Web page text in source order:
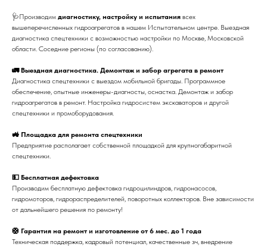
🩺Производим диагностику, настройку и испытания всех
вышеперечисленных гидроагрегатов в нашем Испытательном центре. Выездная
диагностика спецтехники с возможностью настройки по Москве, Московской
области. Соседние регионы (по согласованию).
🚛 Выездная диагностика. Демонтаж и забор агрегата в ремонт
Диагностика спецтехники с выездом мобильной бригады. Программное
обеспечение, опытные инженеры-диагносты, оснастка. Демонтаж и забор
гидроагрегатов в ремонт. Настройка гидросистем экскаваторов и другой
спецтехники и промоборудования.
🚜 Площадка для ремонта спецтехники
Предприятие располагает собственной площадкой для крупногабаритной
спецтехники.
💵 Бесплатная дефектовка
Производим бесплатную дефектовка гидроцилиндров, гидронасосов,
гидромоторов, гидрораспределителей, поворотных коллекторов. Вне зависимости
от дальнейшего решения по ремонту!
🛟 Гарантия на ремонт и изготовление от 6 мес. до 1 года
Техническая поддержка, кадровый потенциал, качественные зч, внедрение